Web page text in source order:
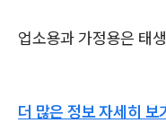
업소용과 가정용은 태
더 많은 정보 자세히 보